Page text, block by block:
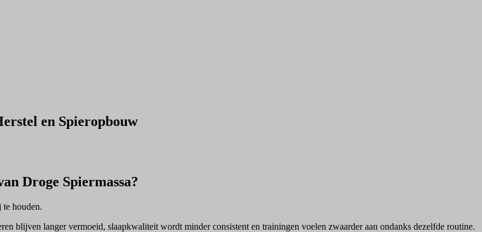
en Spieropbouw
Droge Spiermassa?
houden.
blijven langer vermoeid, slaapkwaliteit wordt minder consistent en trainingen voelen zwaarder aan ondanks dezelfde routine.